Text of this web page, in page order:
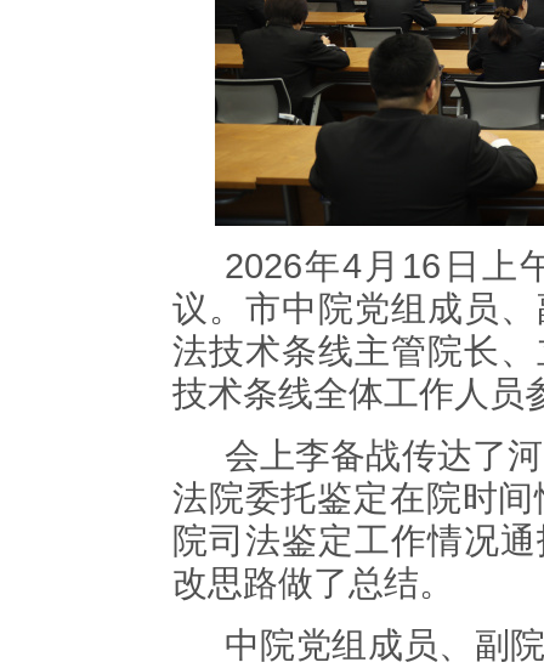
2026年4 月 16 日上
议。市中院党组成员
法技术条线主管院长
技术条线全体工作人员
会上李备战传达了
法院委托鉴定在院时
院司法鉴定工作情况
改思路做了总结。
中院党组成员、副